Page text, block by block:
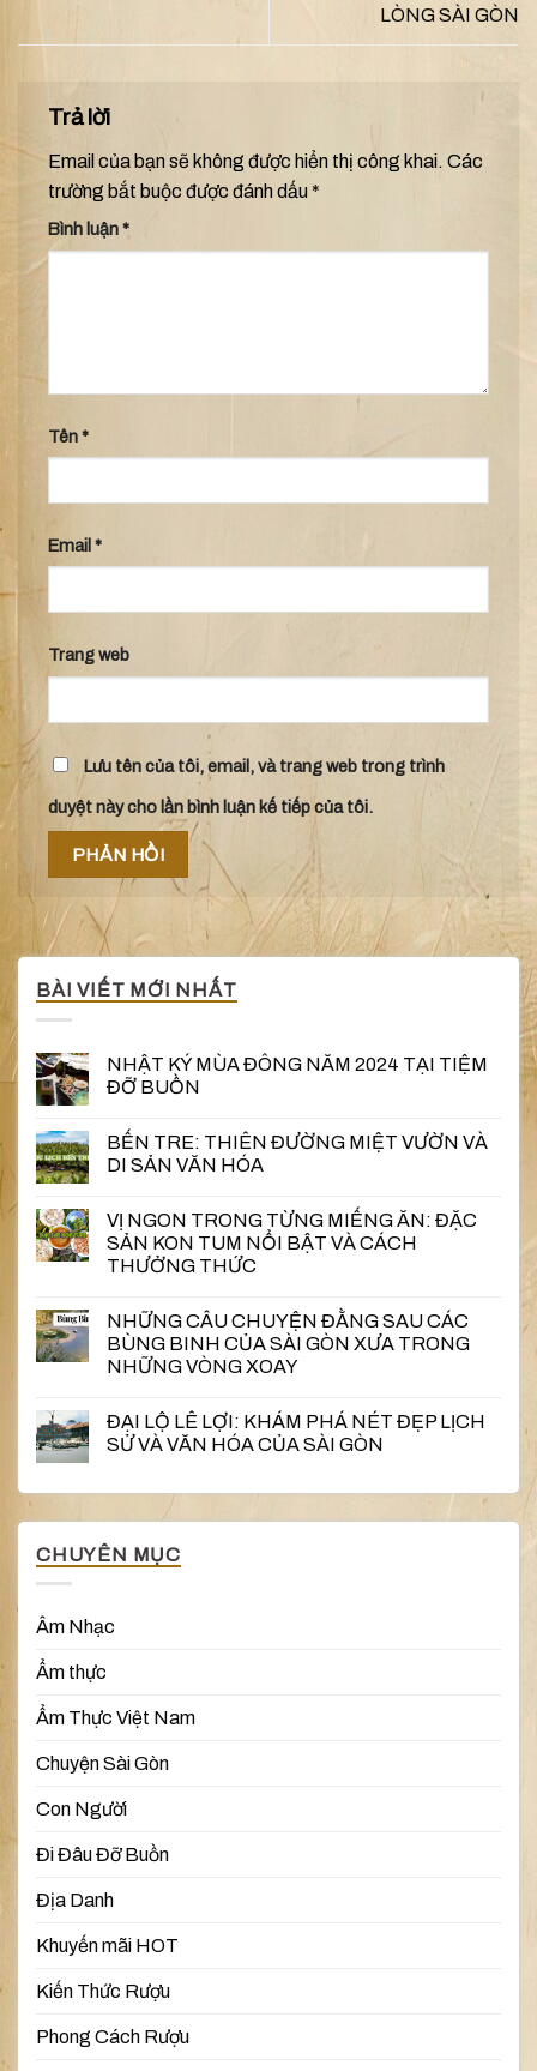
LÒNG SÀI GÒN
Trả lời
Email của bạn sẽ không được hiển thị công khai. Các
trường bắt buộc được đánh dấu*
Bình luận*
Tên*
Email *
Trang web
Lưu tên của tôi, email, và trang web trong trình
duyệt này cho lần bình luận kế tiếp của tôi.
BÀI VIẾT MỚI NHẤT
NHẬT KÝ MÙA ĐÔNG NĂM 2024 TẠI TIỆM
ĐỠ BUỒN
BẾN TRE: THIÊN ĐƯỜNG MIỆT VƯỜN VÀ
DI SẢN VĂN HÓA
VỊ NGON TRONG TỪNG MIẾNG ĂN: ĐẶC
SẢN KON TUM NỔI BẬT VÀ CÁCH
THƯỞNG THỨC
NHỮNG CÂU CHUYỆN ĐẰNG SAU CÁC
BÙNG BINH CỦA SÀI GÒN XƯA TRONG
NHỮNG VÒNG XOAY
ĐẠI LỘ LÊ LỢI: KHÁM PHÁ NÉT ĐẸP LỊCH
SỬ VÀ VĂN HÓA CỦA SÀI GÒN
CHUYÊN MỤC
Âm Nhạc
Ẩm thực
Ẩm Thực Việt Nam
Chuyện Sài Gòn
Con Người
Đi Đâu Đỡ Buồn
Địa Danh
Khuyến mãi HOT
Kiến Thức Rượu
Phong Cách Rượu